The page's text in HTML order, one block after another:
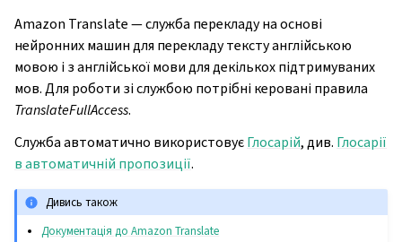
Amazon Translate — служба перекладу на основі
нейронних машин для перекладу тексту англійською
мовою і з англійської мови для декількох підтримуваних
мов. Для роботи зі службою потрібні керовані правила
TranslateFullAccess.
Служба автоматично використовуєГлосарій, див. Глосарії
в автоматичній пропозиції.
Дивись також
Документація до Amazon Translate